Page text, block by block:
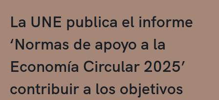
La UNE publica el informe
‘Normas de apoyo a la
Economía Circular 2025’
contribuir a los objetivos